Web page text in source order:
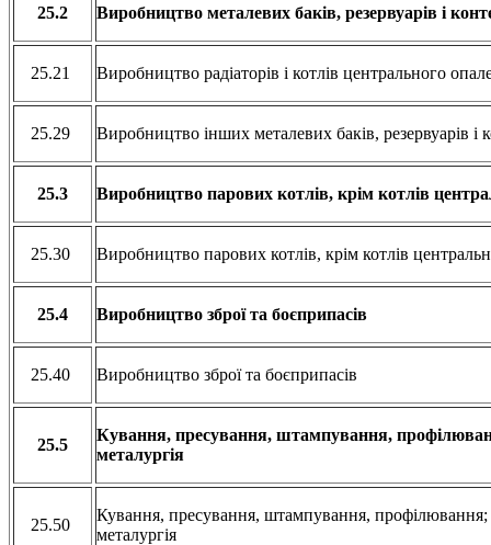
25.2 Виробництво металевих баків, резервуарів і
25.21 Виробництво радіаторів і котлів центрального
25.29 Виробництво інших металевих баків, резервуарів і
25.3 Виробництво парових котлів, крім котлів
25.30 Виробництво парових котлів, крім котлів
25.4 Виробництво зброї та боєприпасів
25.40 Виробництво зброї та боєприпасів
25.5
Кування, пресування, штампування,
металургія
25.50
Кування, пресування, штампування,
металургія